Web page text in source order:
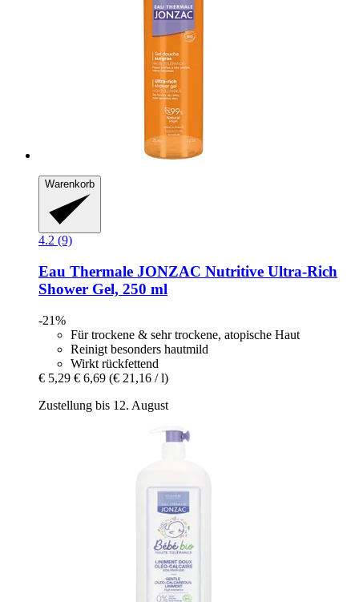
Warenkorb
4.2 (9)
Eau Thermale JONZAC Nutritive Ultra-​Rich
Shower Gel, 250 ml
-21%
Für trockene & sehr trockene, atopische Haut
Reinigt besonders hautmild
Wirkt rückfettend
€ 5,29 € 6,69 (€ 21,16 / l)
Zustellung bis 12. August